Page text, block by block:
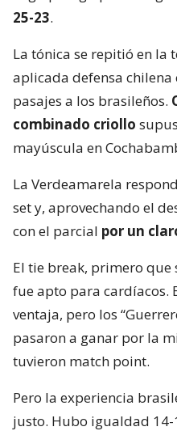
25-23.
La tónica se repitió en la
aplicada defensa
pasajes a los brasileños.
combinado criollo
mayúscula en
La Verdeamarela
set y, aprovechando el
con el parcial por un
El tie break, primero que
fue apto para cardíacos.
ventaja, pero los
pasaron a ganar por la
tuvieron match point.
Pero la experiencia
justo. Hubo igualdad